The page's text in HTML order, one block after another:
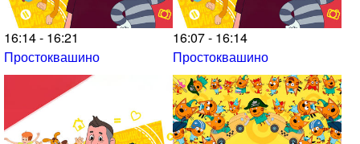
16:14 - 16:21
Простоквашино
16:07 - 16:14
Простоквашино